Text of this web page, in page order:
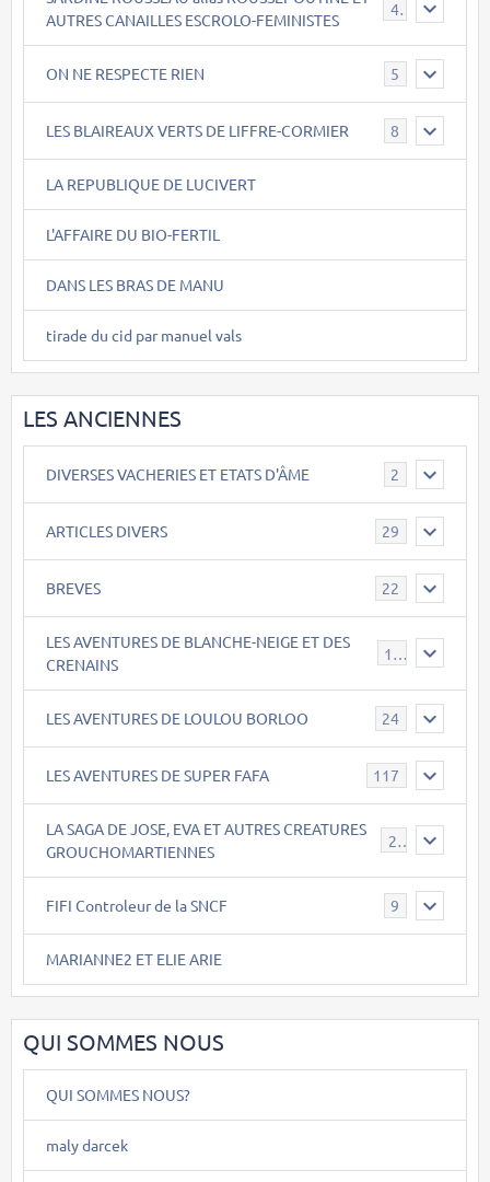
AUTRES CANAILLES ESCROLO-FEMINISTES
40
ON NE RESPECTE RIEN 5
LES BLAIREAUX VERTS DE LIFFRE-CORMIER 8
LA REPUBLIQUE DE LUCIVERT
L'AFFAIRE DU BIO-FERTIL
DANS LES BRAS DE MANU
tirade du cid par manuel vals
LES ANCIENNES
DIVERSES VACHERIES ET ETATS D'ÂME 2
ARTICLES DIVERS 29
BREVES 22
LES AVENTURES DE BLANCHE-NEIGE ET DES
CRENAINS
17
LES AVENTURES DE LOULOU BORLOO 24
LES AVENTURES DE SUPER FAFA 117
LA SAGA DE JOSE, EVA ET AUTRES CREATURES
GROUCHOMARTIENNES
26
FIFI Controleur de la SNCF 9
MARIANNE2 ET ELIE ARIE
QUI SOMMES NOUS
QUI SOMMES NOUS?
maly darcek